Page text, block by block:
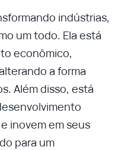
indústrias,
um todo. Ela está
econômico,
a forma
Além disso, está
inovem em seus
para um